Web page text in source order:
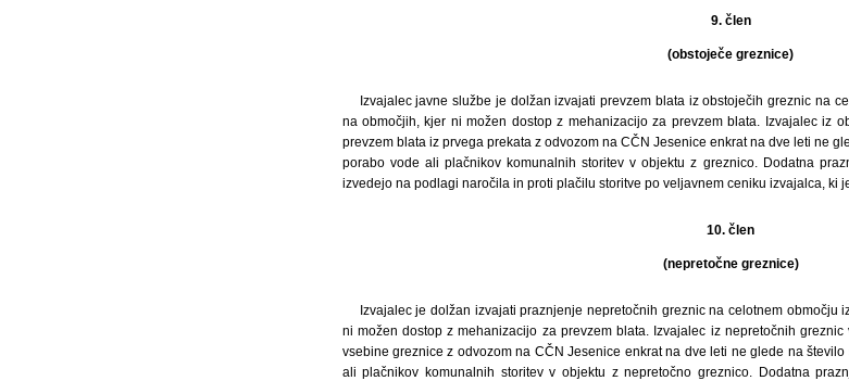
9. člen
(obstoječe greznice)
Izvajalec javne službe je dolžan izvajati prevzem blata iz obstoječih greznic na
na območjih, kjer ni možen dostop z mehanizacijo za prevzem blata. Izvajalec iz
prevzem blata iz prvega prekata z odvozom na CČN Jesenice enkrat na dve leti ne
porabo vode ali plačnikov komunalnih storitev v objektu z greznico. Dodatna
izvedejo na podlagi naročila in proti plačilu storitve po veljavnem ceniku izvajalca, ki
10. člen
(nepretočne greznice)
Izvajalec je dolžan izvajati praznjenje nepretočnih greznic na celotnem območju
ni možen dostop z mehanizacijo za prevzem blata. Izvajalec iz nepretočnih
vsebine greznice z odvozom na CČN Jesenice enkrat na dve leti ne glede na
ali plačnikov komunalnih storitev v objektu z nepretočno greznico. Dodatna